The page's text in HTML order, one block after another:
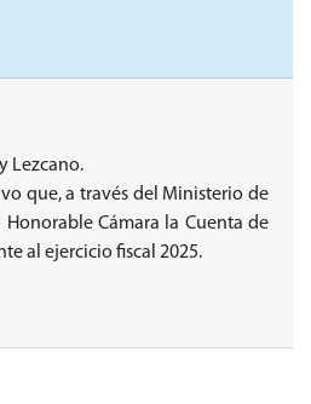
Lezcano.
que, a través del Ministerio de
Honorable Cámara la Cuenta de
al ejercicio fiscal 2025.